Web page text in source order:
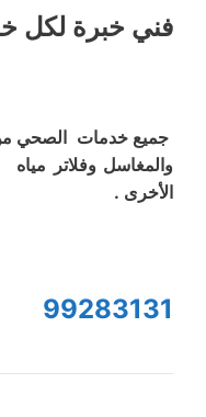
فني خبرة لكل
جميع خدمات الصحي
والمغاسل وفلاتر
الأخرى .
99283131